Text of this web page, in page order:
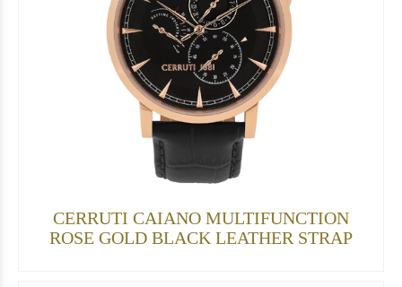
CERRUTI CAIANO MULTIFUNCTION
ROSE GOLD BLACK LEATHER STRAP